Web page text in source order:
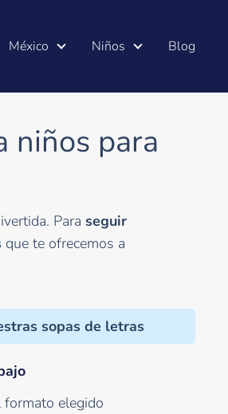
México Niños Blog
niños para
Para seguir
que te ofrecemos a
sopas de letras
formato elegido